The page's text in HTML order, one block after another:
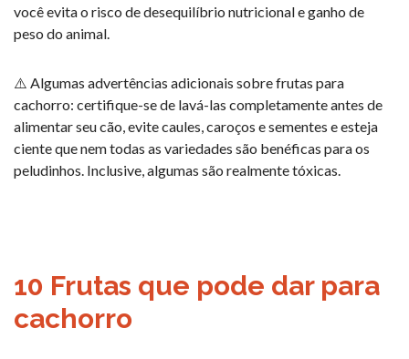
você evita o risco de desequilíbrio nutricional e ganho de
peso do animal.
⚠️ Algumas advertências adicionais sobre frutas para
cachorro: certifique-se de lavá-las completamente antes de
alimentar seu cão, evite caules, caroços e sementes e esteja
ciente que nem todas as variedades são benéficas para os
peludinhos. Inclusive, algumas são realmente tóxicas.
10 Frutas que pode dar para
cachorro